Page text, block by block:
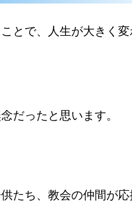
とで、人生が大きく変
だったと思います。
たち、教会の仲間が応